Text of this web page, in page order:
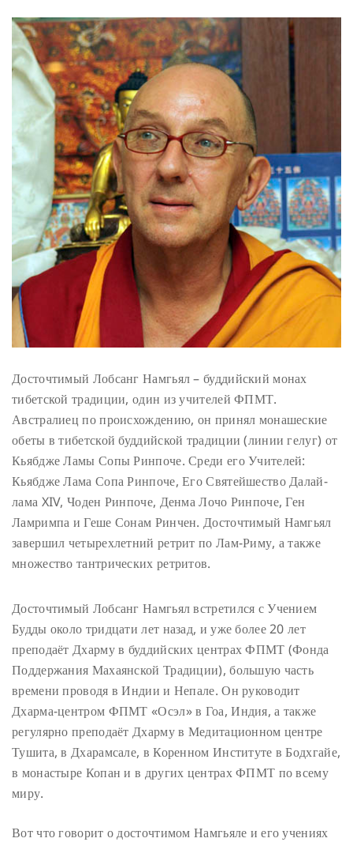
Досточтимый Лобсанг Намгьял – буддийский монах
тибетской традиции, один из учителей ФПМТ.
Австралиец по происхождению, он принял монашеские
обеты в тибетской буддийской традиции (линии гелуг) от
Кьябдже Ламы Сопы Ринпоче. Среди его Учителей:
Кьябдже Лама Сопа Ринпоче, Его Святейшество Далай-
лама XIV, Чоден Ринпоче, Денма Лочо Ринпоче, Ген
Ламримпа и Геше Сонам Ринчен. Досточтимый Намгьял
завершил четырехлетний ретрит по Лам-Риму, а также
множество тантрических ретритов.
Досточтимый Лобсанг Намгьял встретился с Учением
Будды около тридцати лет назад, и уже более 20 лет
преподаёт Дхарму в буддийских центрах ФПМТ (Фонда
Поддержания Махаянской Традиции), большую часть
времени проводя в Индии и Непале. Он руководит
Дхарма-центром ФПМТ «Осэл» в Гоа, Индия, а также
регулярно преподаёт Дхарму в Медитационном центре
Тушита, в Дхарамсале, в Коренном Институте в Бодхгайе,
в монастыре Копан и в других центрах ФПМТ по всему
миру.
Вот что говорит о досточтимом Намгьяле и его учениях